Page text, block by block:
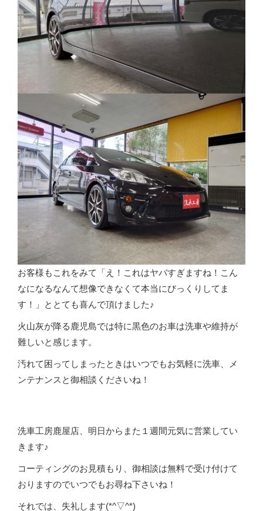
お客様もこれをみて「え！これはヤバすぎますね！こん
なになるなんて想像できなくて本当にびっくりしてま
す！」ととても喜んで頂けました♪
火山灰が降る鹿児島では特に黒色のお車は洗車や維持が
難しいと感じます。
汚れて困ってしまったときはいつでもお気軽に洗車、メ
ンテナンスと御相談くださいね！
洗車工房鹿屋店、明日からまた１週間元気に営業してい
きます♪
コーティングのお見積もり、御相談は無料で受け付けて
おりますのでいつでもお尋ね下さいね！
それでは、失礼します(*^▽^*)